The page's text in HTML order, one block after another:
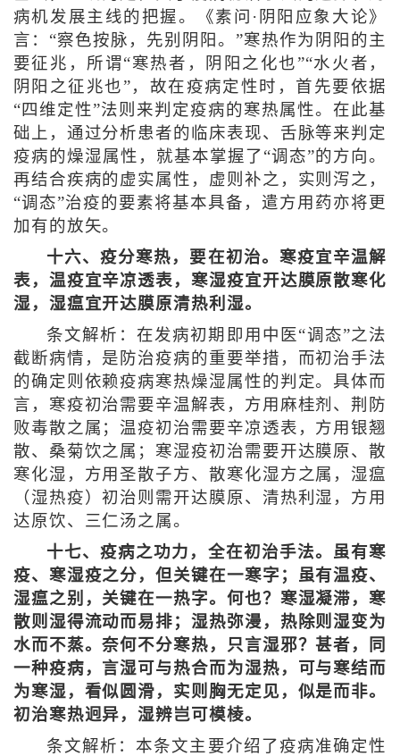
病机发展主线的把握。《素问·阴阳应象大论》
言：“察色按脉，先别阴阳。”寒热作为阴阳的主
要征兆，所谓“寒热者，阴阳之化也”“水火者，
阴阳之征兆也”，故在疫病定性时，首先要依据
“四维定性”法则来判定疫病的寒热属性。在此基
础上，通过分析患者的临床表现、舌脉等来判定
疫病的燥湿属性，就基本掌握了“调态”的方向。
再结合疾病的虚实属性，虚则补之，实则泻之，
“调态”治疫的要素将基本具备，遣方用药亦将更
加有的放矢。
十六、疫分寒热，要在初治。寒疫宜辛温解
表，温疫宜辛凉透表，寒湿疫宜开达膜原散寒化
湿，湿瘟宜开达膜原清热利湿。
条文解析：在发病初期即用中医“调态”之法
截断病情，是防治疫病的重要举措，而初治手法
的确定则依赖疫病寒热燥湿属性的判定。具体而
言，寒疫初治需要辛温解表，方用麻桂剂、荆防
败毒散之属；温疫初治需要辛凉透表，方用银翘
散、桑菊饮之属；寒湿疫初治需要开达膜原、散
寒化湿，方用圣散子方、散寒化湿方之属，湿瘟
（湿热疫）初治则需开达膜原、清热利湿，方用
达原饮、三仁汤之属。
十七、疫病之功力，全在初治手法。虽有寒
疫、寒湿疫之分，但关键在一寒字；虽有温疫、
湿瘟之别，关键在一热字。何也？寒湿凝滞，寒
散则湿得流动而易排；湿热弥漫，热除则湿变为
水而不蒸。奈何不分寒热，只言湿邪？甚者，同
一种疫病，言湿可与热合而为湿热，可与寒结而
为寒湿，看似圆滑，实则胸无定见，似是而非。
初治寒热迥异，湿辨岂可模棱。
条文解析：本条文主要介绍了疫病准确定性